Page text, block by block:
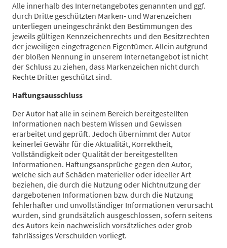
Alle innerhalb des Internetangebotes genannten und ggf.
durch Dritte geschützten Marken- und Warenzeichen
unterliegen uneingeschränkt den Bestimmungen des
jeweils gültigen Kennzeichenrechts und den Besitzrechten
der jeweiligen eingetragenen Eigentümer. Allein aufgrund
der bloßen Nennung in unserem Internetangebot ist nicht
der Schluss zu ziehen, dass Markenzeichen nicht durch
Rechte Dritter geschützt sind.
Haftungsausschluss
Der Autor hat alle in seinem Bereich bereitgestellten
Informationen nach bestem Wissen und Gewissen
erarbeitet und geprüft. Jedoch übernimmt der Autor
keinerlei Gewähr für die Aktualität, Korrektheit,
Vollständigkeit oder Qualität der bereitgestellten
Informationen. Haftungsansprüche gegen den Autor,
welche sich auf Schäden materieller oder ideeller Art
beziehen, die durch die Nutzung oder Nichtnutzung der
dargebotenen Informationen bzw. durch die Nutzung
fehlerhafter und unvollständiger Informationen verursacht
wurden, sind grundsätzlich ausgeschlossen, sofern seitens
des Autors kein nachweislich vorsätzliches oder grob
fahrlässiges Verschulden vorliegt.